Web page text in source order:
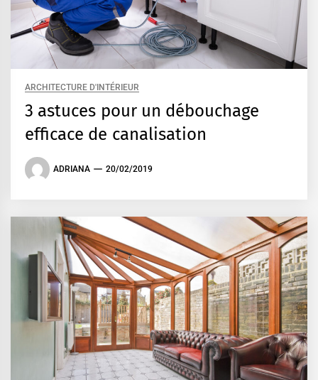
ARCHITECTURE D'INTÉRIEUR
3 astuces pour un débouchage
efficace de canalisation
ADRIANA 20/02/2019